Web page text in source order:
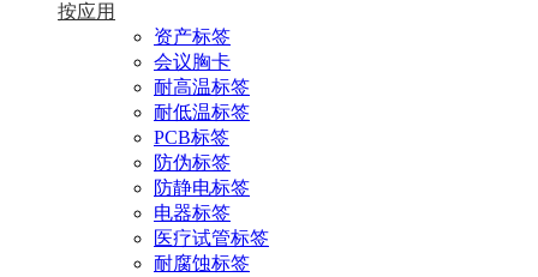
按应用
资产标签
会议胸卡
耐高温标签
耐低温标签
PCB标签
防伪标签
防静电标签
电器标签
医疗试管标签
耐腐蚀标签